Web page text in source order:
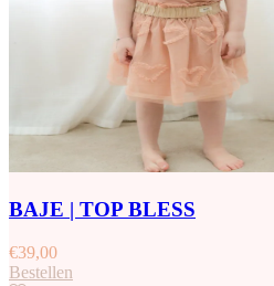
BAJE | TOP BLESS
€39,00
Bestellen